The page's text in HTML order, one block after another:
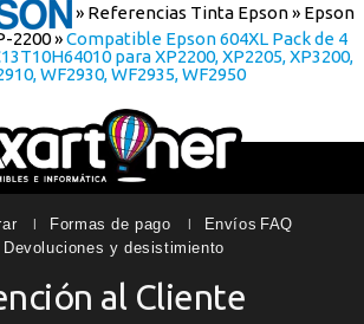
» Referencias Tinta Epson» Epson
2200»Compatible Epson 604XL Pack de 4
para XP2200, XP2205, XP3200,
WF2930, WF2935, WF2950
Formas de pago Envíos FAQ
Devoluciones y desistimiento
al Cliente